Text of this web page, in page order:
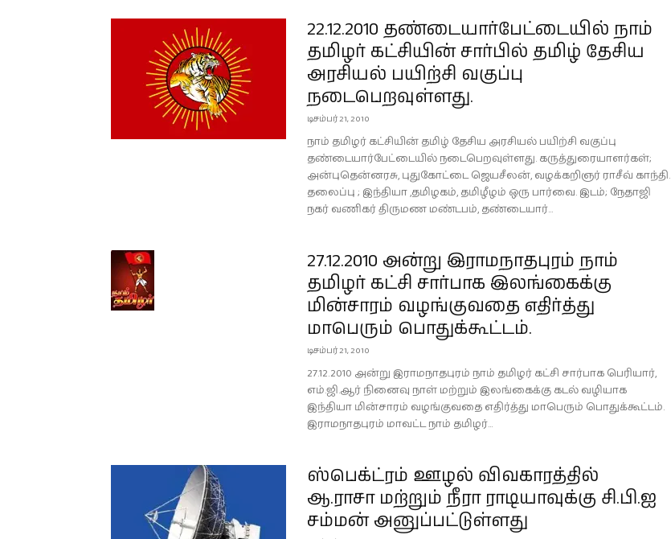
22.12.2010 தண்டையார்பேட்டையில் நாம்
தமிழர் கட்சியின் சார்பில் தமிழ் தேசிய
அரசியல் பயிற்சி வகுப்பு
நடைபெறவுள்ளது.
டிசம்பர் 21, 2010
நாம் தமிழர் கட்சியின் தமிழ் தேசிய அரசியல் பயிற்சி வகுப்பு
தண்டையார்பேட்டையில் நடைபெறவுள்ளது. கருத்துரையாளர்கள்;
அன்புதென்னரசு, புதுகோட்டை ஜெயசீலன், வழக்கறிஞர் ராசீவ் காந்தி.
தலைப்பு ; இந்தியா ,தமிழகம், தமிழீழம் ஒரு பார்வை. இடம்; நேதாஜி
நகர் வணிகர் திருமண மண்டபம், தண்டையார்...
27.12.2010 அன்று இராமநாதபுரம் நாம்
தமிழர் கட்சி சார்பாக இலங்கைக்கு
மின்சாரம் வழங்குவதை எதிர்த்து
மாபெரும் பொதுக்கூட்டம்.
டிசம்பர் 21, 2010
27.12.2010 அன்று இராமநாதபுரம் நாம் தமிழர் கட்சி சார்பாக பெரியார்,
எம்.ஜி.ஆர் நினைவு நாள் மற்றும் இலங்கைக்கு கடல் வழியாக
இந்தியா மின்சாரம் வழங்குவதை எதிர்த்து மாபெரும் பொதுக்கூட்டம்.
இராமநாதபுரம் மாவட்ட நாம் தமிழர்...
ஸ்பெக்ட்ரம் ஊழல் விவகாரத்தில்
ஆ.ராசா மற்றும் நீரா ராடியாவுக்கு சி.பி.ஐ
சம்மன் அனுப்பட்டுள்ளது